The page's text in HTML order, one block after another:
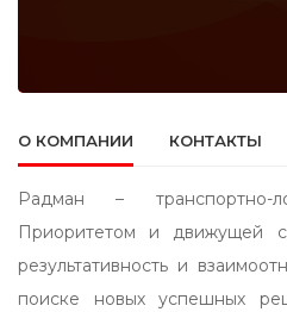
О КОМПАНИИ КОНТАКТЫ
Радман – транспортно-
Приоритетом и движущей
результативность и
поиске новых успешных